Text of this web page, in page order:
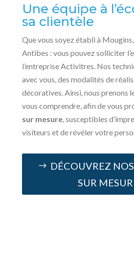
Une équipe à
sa clientèle
Que vous soyez établi à Mougins,
Antibes : vous pouvez solliciter
l’entreprise Activitres. Nos
avec vous, des modalités de
décoratives. Ainsi, nous prenons
vous comprendre, afin de vous
sur mesure, susceptibles
visiteurs et de révéler votre
DÉCOUVREZ
SUR